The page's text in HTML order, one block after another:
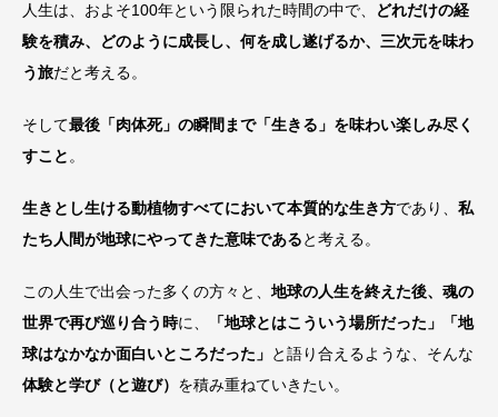
人生は、およそ100年という限られた時間の中で、
どれだけの経
験を積み、どのように成長し、何を成し遂げるか、三次元を味わ
う旅だと考える。
そして最後「肉体死」の瞬間まで「生きる」を味わい楽しみ尽く
すこと 。
生きとし生ける動植物すべてにおいて本質的な生き方であり、 私
たち人間が地球にやってきた意味であると考える。
この人生で出会った多くの方々と、 地球の人生を終えた後、魂の
世界で再び巡り合う時に、
「地球とはこういう場所だった」「地
球はなかなか面白いところだった」 と語り合えるような、そんな
体験と学び（と遊び） を積み重ねていきたい。